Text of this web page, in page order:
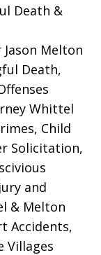
Death &
Melton
Death,
Whittel
Child
Solicitation,
and
& Melton
Accidents,
Villages